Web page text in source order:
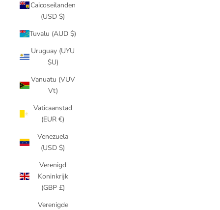
Caicoseilanden
(USD $)
Tuvalu (AUD $)
Uruguay (UYU
$U)
Vanuatu (VUV
Vt)
Vaticaanstad
(EUR €)
Venezuela
(USD $)
Verenigd
Koninkrijk
(GBP £)
Verenigde